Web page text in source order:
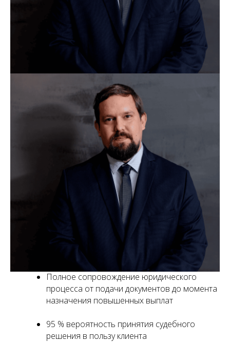
Полное сопровождение юридического
процесса от подачи документов до момента
назначения повышенных выплат
95 % вероятность принятия судебного
решения в пользу клиента